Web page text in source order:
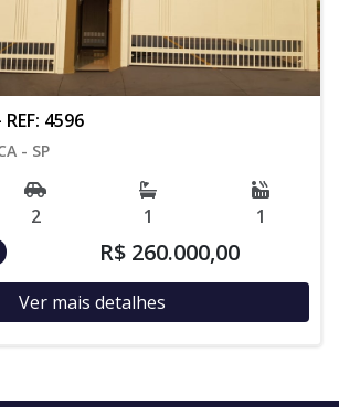
4596
- SP
2 1 1
R$ 260.000,00
Ver mais detalhes